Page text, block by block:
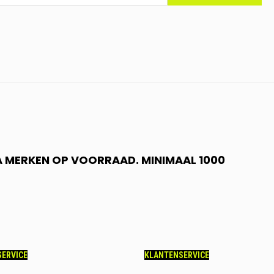
MERKEN OP VOORRAAD. MINIMAAL 1000
KLANTENSERVICE